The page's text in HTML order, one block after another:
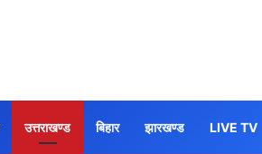
उत्तराखण्ड बिहार झारखण्ड LIVE TV